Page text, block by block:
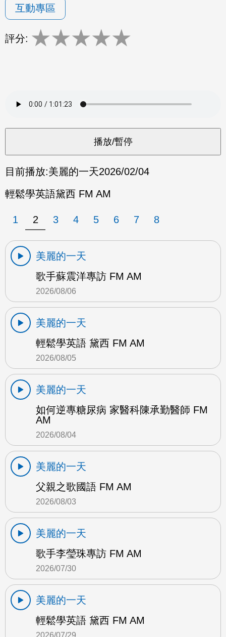
互動專區
評分: ★★★★★
目前播放:美麗的一天2026/02/04
輕鬆學英語黛西 FM AM
1 2 3 4 5 6 7 8
美麗的一天
歌手蘇震洋專訪 FM AM
2026/08/06
美麗的一天
輕鬆學英語 黛西 FM AM
2026/08/05
美麗的一天
如何逆專糖尿病 家醫科陳承勤醫師 FM
AM
2026/08/04
美麗的一天
父親之歌國語 FM AM
2026/08/03
美麗的一天
歌手李瑩珠專訪 FM AM
2026/07/30
美麗的一天
輕鬆學英語 黛西 FM AM
2026/07/29